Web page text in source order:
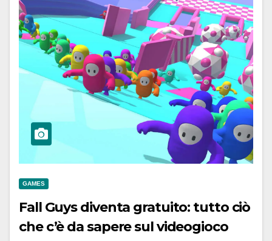
GAMES
Fall Guys diventa gratuito: tutto ciò
che c’è da sapere sul videogioco